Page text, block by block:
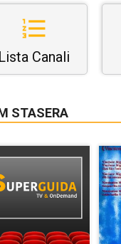
Lista Canali
STASERA